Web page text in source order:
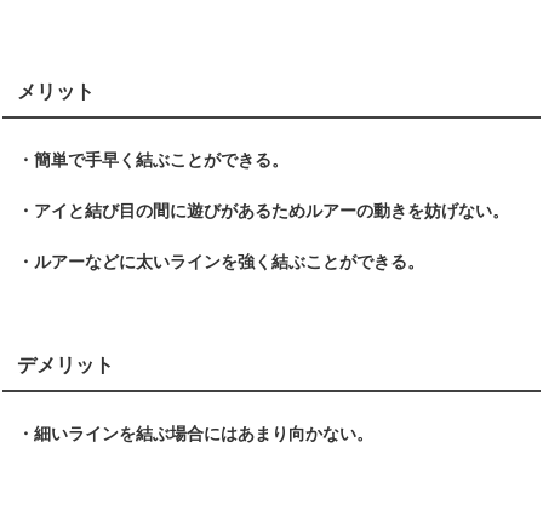
メリット
・簡単で手早く結ぶことができる。
・アイと結び目の間に遊びがあるためルアーの動きを妨げない。
・ルアーなどに太いラインを強く結ぶことができる。
デメリット
・細いラインを結ぶ場合にはあまり向かない。